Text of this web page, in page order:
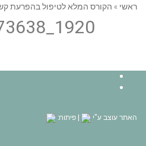
ראשי »הקורס המלא לטיפול בהפרעת קשב
האתר עוצב ע"י | פיתוח: